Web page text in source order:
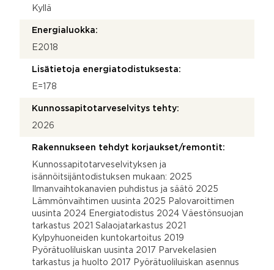
Kyllä
Energialuokka:
E2018
Lisätietoja energiatodistuksesta:
E=178
Kunnossapitotarveselvitys tehty:
2026
Rakennukseen tehdyt korjaukset/remontit:
Kunnossapitotarveselvityksen ja
isännöitsijäntodistuksen mukaan: 2025
Ilmanvaihtokanavien puhdistus ja säätö 2025
Lämmönvaihtimen uusinta 2025 Palovaroittimen
uusinta 2024 Energiatodistus 2024 Väestönsuojan
tarkastus 2021 Salaojatarkastus 2021
Kylpyhuoneiden kuntokartoitus 2019
Pyörätuoliluiskan uusinta 2017 Parvekelasien
tarkastus ja huolto 2017 Pyörätuoliluiskan asennus